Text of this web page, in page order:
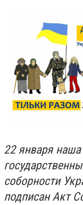
22 января наша
соборности
подписан Акт